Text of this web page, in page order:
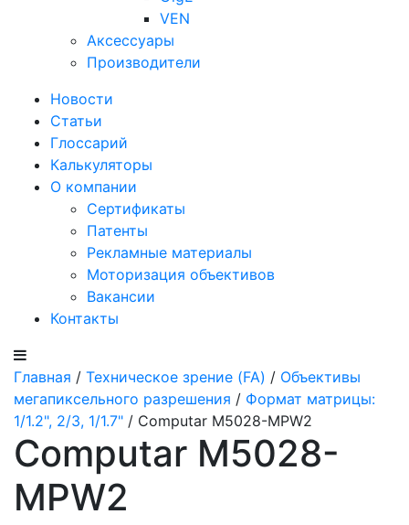
VEN
Аксессуары
Производители
Новости
Статьи
Глоссарий
Калькуляторы
О компании
Сертификаты
Патенты
Рекламные материалы
Моторизация объективов
Вакансии
Контакты
Главная / Техническое зрение (FA) / Объективы
мегапиксельного разрешения / Формат матрицы:
1/1.2", 2/3, 1/1.7" / Computar M5028-MPW2
Computar M5028-
MPW2